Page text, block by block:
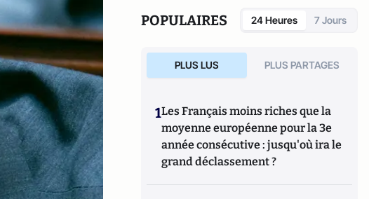
POPULAIRES 24 Heures 7 Jours
PLUS LUS PLUS PARTAGES
1Les Français moins riches que la
moyenne européenne pour la 3e
année consécutive : jusqu'où ira le
grand déclassement ?